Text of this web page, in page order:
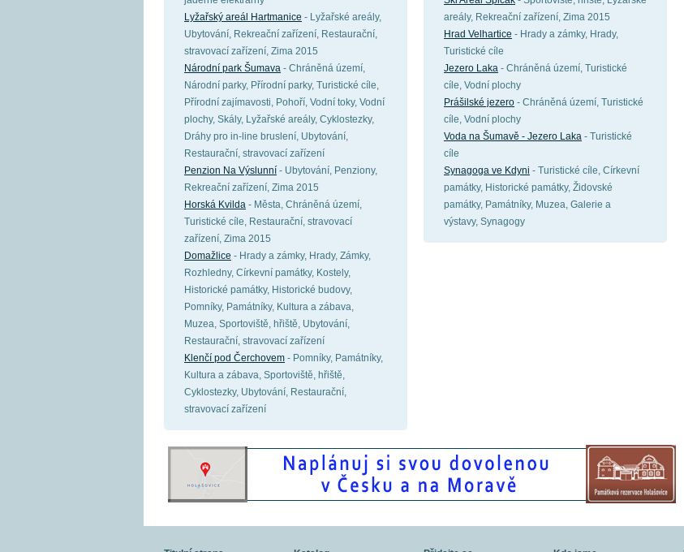
Lyžařský areál Hartmanice - Lyžařské areály,
Ubytování, Rekreační zařízení, Restaurační,
stravovací zařízení, Zima 2015
Národní park Šumava - Chráněná území,
Národní parky, Přírodní parky, Turistické cíle,
Přírodní zajímavosti, Pohoří, Vodní toky, Vodní
plochy, Skály, Lyžařské areály, Cyklostezky,
Dráhy pro in-line bruslení, Ubytování,
Restaurační, stravovací zařízení
Penzion Na Výslunní - Ubytování, Penziony,
Rekreační zařízení, Zima 2015
Horská Kvilda - Města, Chráněná území,
Turistické cíle, Restaurační, stravovací
zařízení, Zima 2015
Domažlice - Hrady a zámky, Hrady, Zámky,
Rozhledny, Církevní památky, Kostely,
Historické památky, Historické budovy,
Pomníky, Památníky, Kultura a zábava,
Muzea, Sportoviště, hřiště, Ubytování,
Restaurační, stravovací zařízení
Klenčí pod Čerchovem - Pomníky, Památníky,
Kultura a zábava, Sportoviště, hřiště,
Cyklostezky, Ubytování, Restaurační,
stravovací zařízení
areály, Rekreační zařízení, Zima 2015
Hrad Velhartice - Hrady a zámky, Hrady,
Turistické cíle
Jezero Laka - Chráněná území, Turistické
cíle, Vodní plochy
Prášilské jezero - Chráněná území, Turistické
cíle, Vodní plochy
Voda na Šumavě - Jezero Laka - Turistické
cíle
Synagoga ve Kdyni - Turistické cíle, Církevní
památky, Historické památky, Židovské
památky, Památníky, Muzea, Galerie a
výstavy, Synagogy